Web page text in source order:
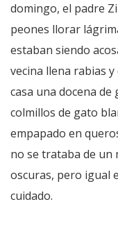
domingo, el padre
peones llorar
estaban siendo
vecina llena rabias
casa una docena
colmillos de gato
empapado en
no se trataba de un
oscuras, pero igual
cuidado.